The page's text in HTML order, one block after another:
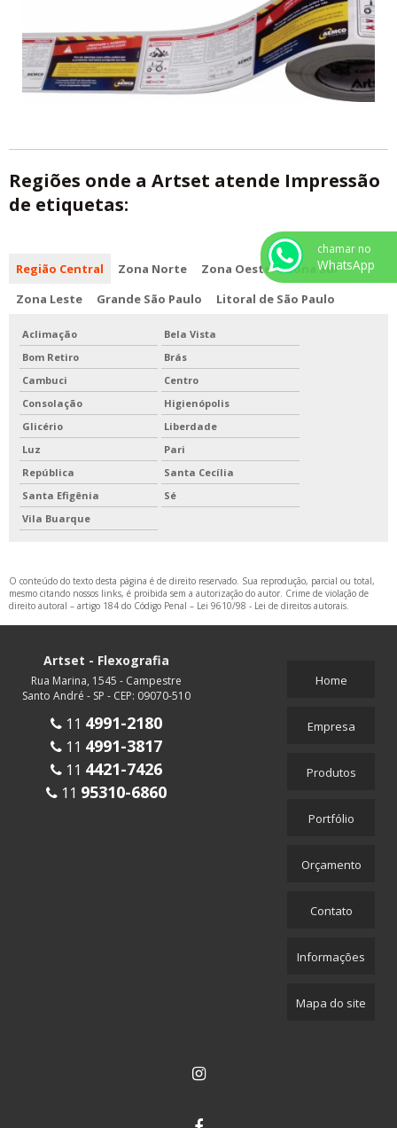
Regiões onde a Artset atende Impressão
de etiquetas:
Região Central Zona Norte Zona Oeste
Zona Sul
Zona Leste
Grande São Paulo Litoral de São Paulo
Aclimação
Bela Vista
Bom Retiro
Brás
Cambuci
Centro
Consolação
Higienópolis
Glicério
Liberdade
Luz
Pari
República
Santa Cecília
Santa Efigênia
Sé
Vila Buarque
O conteúdo do texto desta página é de direito reservado. Sua reprodução, parcial ou total,
mesmo citando nossos links, é proibida sem a autorização do autor. Crime de violação de
direito autoral – artigo 184 do Código Penal – Lei 9610/98 - Lei de direitos autorais.
Artset - Flexografia
Rua Marina, 1545 - Campestre
Santo André - SP - CEP: 09070-510
11 4991-2180
11 4991-3817
11 4421-7426
11 95310-6860
Home
Empresa
Produtos
Portfólio
Orçamento
Contato
Informações
Mapa do site
chamar no
WhatsApp